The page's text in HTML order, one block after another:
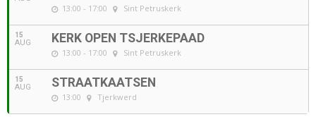
13:00 - 17:00 Sint Petruskerk
15
AUG KERK OPEN TSJERKEPAAD
13:00 - 17:00 Sint Petruskerk
15
AUG STRAATKAATSEN
13:00 Tjerkwerd